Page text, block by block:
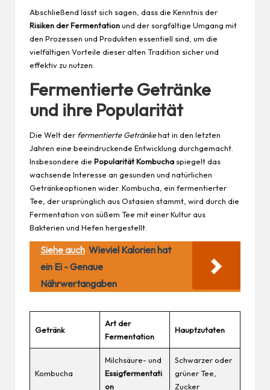
Abschließend lässt sich sagen, dass die Kenntnis der
Risiken der Fermentationund der sorgfältige Umgang mit
den Prozessen und Produkten essentiell sind, um die
vielfältigen Vorteile dieser alten Tradition sicher und
effektiv zu nutzen.
Fermentierte Getränke
und ihre Popularität
Die Welt der fermentierte Getränkehat in den letzten
Jahren eine beeindruckende Entwicklung durchgemacht.
Insbesondere die Popularität Kombucha spiegelt das
wachsende Interesse an gesunden und natürlichen
Getränkeoptionen wider. Kombucha, ein fermentierter
Tee, der ursprünglich aus Ostasien stammt, wird durch die
Fermentation von süßem Tee mit einer Kultur aus
Bakterien und Hefen hergestellt.
Siehe auch Wieviel Kalorien hat
ein Ei - Genaue
Nährwertangaben
Getränk
Art der
Fermentation
Hauptzutaten
Kombucha
Milchsäure- und
Essigfermentati
on
Schwarzer oder
grüner Tee,
Zucker